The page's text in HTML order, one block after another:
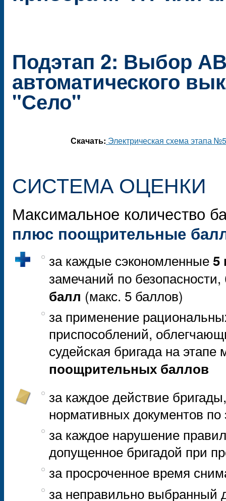
Подэтап 2: Выбор
автоматического
"Село"
Скачать: Электрическая схема этапа
СИСТЕМА ОЦЕНКИ
Максимальное количество
плюс поощрительные
за каждые сэкономленные5
замечаний по
балл (макс. 5 баллов)
за применение
приспособлений,
судейская бригада на
поощрительных баллов
за каждое действие
нормативных документов
за каждое нарушение
допущенное бригадой при
за просроченное время
за неправильно выбранный